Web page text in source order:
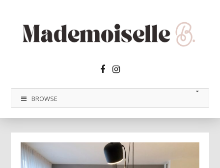
Facebook2
Instagram
BROWSE